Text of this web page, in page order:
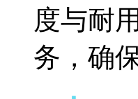
度与耐
务，确